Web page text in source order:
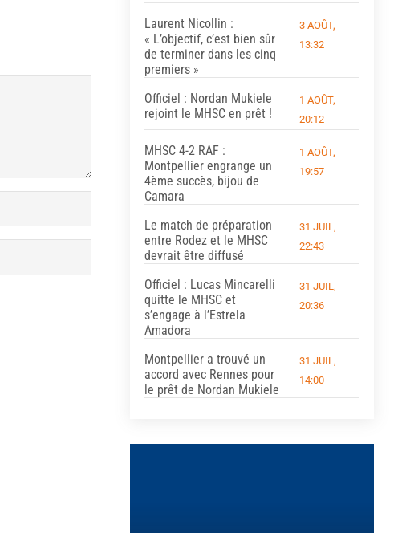
Laurent Nicollin :
« L’objectif, c’est bien sûr
de terminer dans les cinq
premiers »
3 AOÛT,
13:32
Officiel : Nordan Mukiele
rejoint le MHSC en prêt !
1 AOÛT,
20:12
MHSC 4-2 RAF :
Montpellier engrange un
4ème succès, bijou de
Camara
1 AOÛT,
19:57
Le match de préparation
entre Rodez et le MHSC
devrait être diffusé
31 JUIL,
22:43
Officiel : Lucas Mincarelli
quitte le MHSC et
s’engage à l’Estrela
Amadora
31 JUIL,
20:36
Montpellier a trouvé un
accord avec Rennes pour
le prêt de Nordan Mukiele
31 JUIL,
14:00